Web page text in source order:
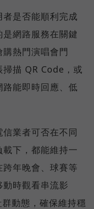
者是否能順利完成
網路服務在關鍵
熱門演唱會門
描 QR Code，或
能即時回應、低
業者可否在不同
下，都能維持一
年晚會、球賽等
動時觀看串流影
動態，確保維持穩